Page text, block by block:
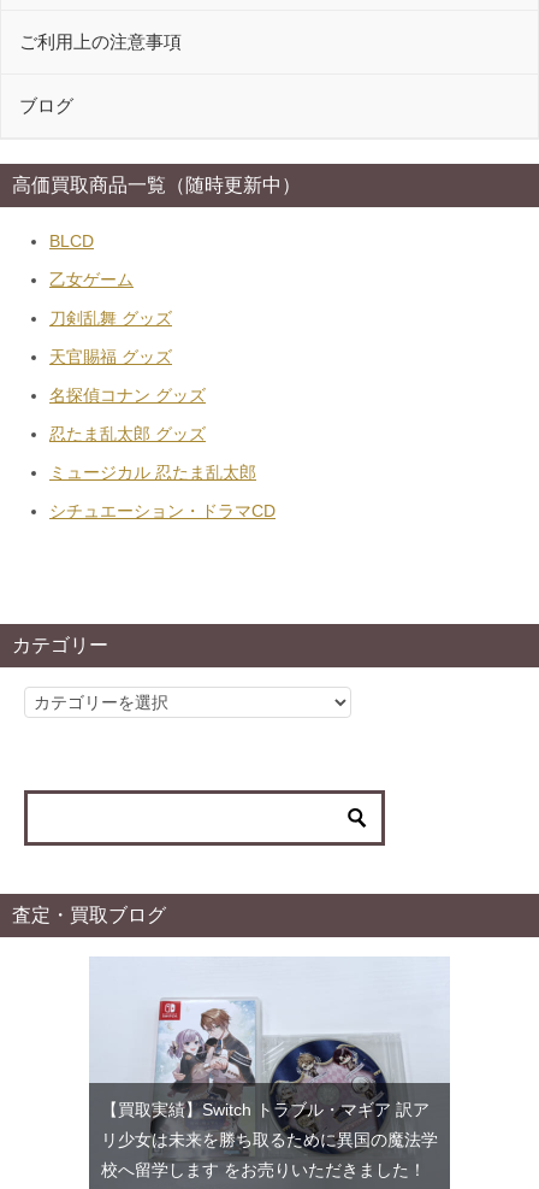
ご利用上の注意事項
ブログ
高価買取商品一覧（随時更新中）
BLCD
乙女ゲーム
刀剣乱舞 グッズ
天官賜福 グッズ
名探偵コナン グッズ
忍たま乱太郎 グッズ
ミュージカル 忍たま乱太郎
シチュエーション・ドラマCD
カテゴリー
カ
リ
査定・買取ブログ
【買取実績】Switch トラブル・マギア 訳ア
リ少女は未来を勝ち取るために異国の魔法学
校へ留学します をお売りいただきました！